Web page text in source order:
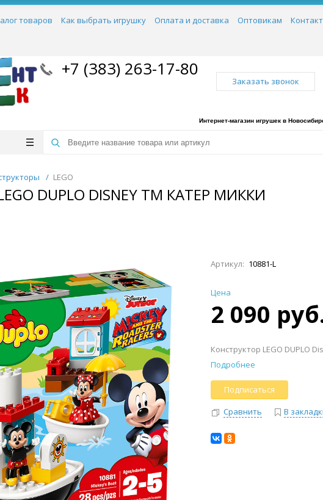
товаров Как выбрать игрушку Оплата и доставка Оптовикам
+7 (383) 263-17-80
Заказать звонок
Интернет-магазин игрушек в
/ LEGO
DUPLO DISNEY TM КАТЕР МИККИ
Артикул: 10881-L
Цена
2 090
Конструктор LEGO DUPLO
Подробнее
Подписаться
Сравнить
В